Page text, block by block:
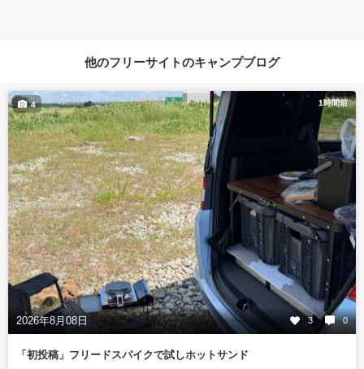
他のフリーサイトのキャンプブログ
1時間前
2026年8月08日 3 0
4
「初投稿」フリードスパイクで試しホットサンド